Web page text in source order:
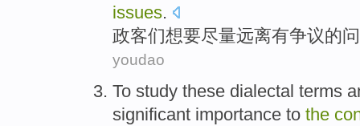
issues.
政客们想要尽量远离有争议的
youdao
To study these dialectal terms
significant importance to the